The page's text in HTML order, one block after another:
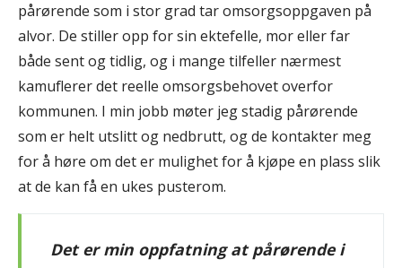
pårørende som i stor grad tar omsorgsoppgaven på
alvor. De stiller opp for sin ektefelle, mor eller far
både sent og tidlig, og i mange tilfeller nærmest
kamuflerer det reelle omsorgsbehovet overfor
kommunen. I min jobb møter jeg stadig pårørende
som er helt utslitt og nedbrutt, og de kontakter meg
for å høre om det er mulighet for å kjøpe en plass slik
at de kan få en ukes pusterom.
Det er min oppfatning at pårørende i